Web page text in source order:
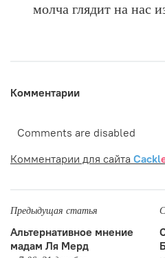
молча глядит на нас
Комментарии
Comments are disabled
Комментарии для сайта Cackl
Предыдущая статья
Альтернативное мнение
мадам Ля Мерд